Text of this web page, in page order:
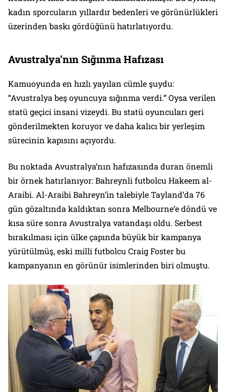
kadın sporcuların yıllardır bedenleri ve görünürlükleri
üzerinden baskı gördüğünü hatırlatıyordu.
Avustralya’nın Sığınma Hafızası
Kamuoyunda en hızlı yayılan cümle şuydu:
“Avustralya beş oyuncuya sığınma verdi.” Oysa verilen
statü geçici insani vizeydi. Bu statü oyuncuları geri
gönderilmekten koruyor ve daha kalıcı bir yerleşim
sürecinin kapısını açıyordu.
Bu noktada Avustralya’nın hafızasında duran önemli
bir örnek hatırlanıyor: Bahreynli futbolcu Hakeem al-
Araibi. Al-Araibi Bahreyn’in talebiyle Tayland’da 76
gün gözaltında kaldıktan sonra Melbourne’e döndü ve
kısa süre sonra Avustralya vatandaşı oldu. Serbest
bırakılması için ülke çapında büyük bir kampanya
yürütülmüş, eski milli futbolcu Craig Foster bu
kampanyanın en görünür isimlerinden biri olmuştu.